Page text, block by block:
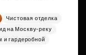
Чистовая отделка
на Москву-реку
и гардеробной